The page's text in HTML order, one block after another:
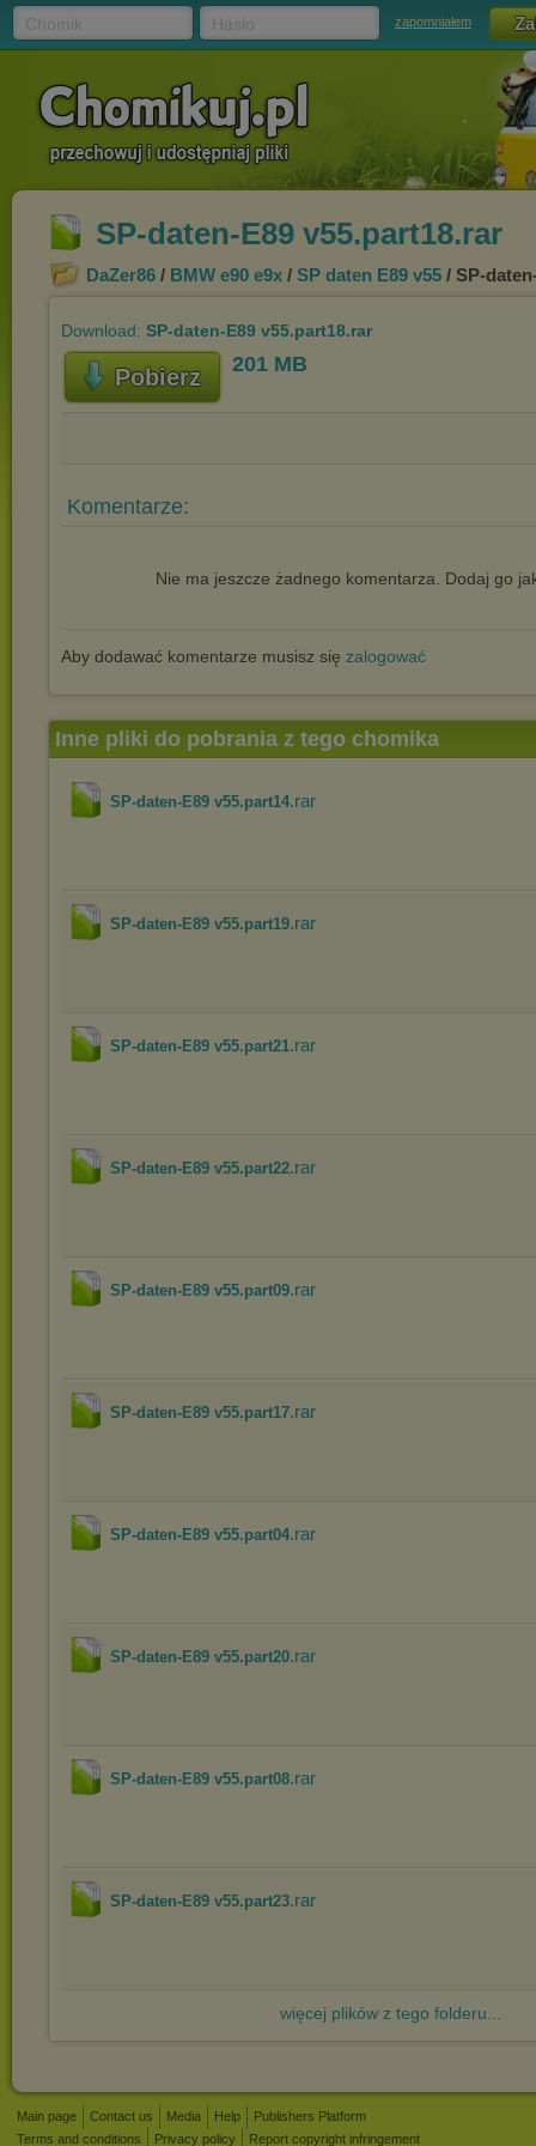
zapomniałem
SP-daten-E89 v55.part18.rar
DaZer86 / BMW e90 e9x / SP daten E89 v55 / SP-
Download: SP-daten-E89 v55.part18.rar
Pobierz 201 MB
Komentarze:
Nie ma jeszcze żadnego komentarza. Dodaj go
Aby dodawać komentarze musisz się zalogować
Inne pliki do pobrania z tego chomika
SP-daten-E89 v55.part14.rar
SP-daten-E89 v55.part19.rar
SP-daten-E89 v55.part21.rar
SP-daten-E89 v55.part22.rar
SP-daten-E89 v55.part09.rar
SP-daten-E89 v55.part17.rar
SP-daten-E89 v55.part04.rar
SP-daten-E89 v55.part20.rar
SP-daten-E89 v55.part08.rar
SP-daten-E89 v55.part23.rar
więcej plików z tego folderu...
Main page Contact us Media Help
Publishers Platform
Terms and conditions
Privacy policy Report copyright infringement